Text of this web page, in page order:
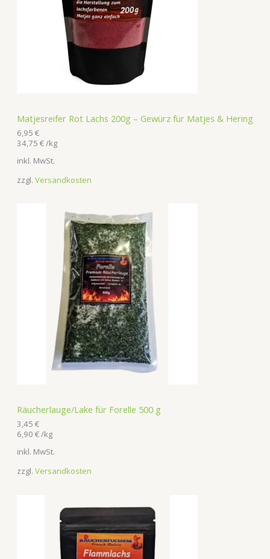
Matjesreifer Rot Lachs 200g – Gewürz für Matjes & Hering
6,95 €
34,75 €/kg
inkl. MwSt.
zzgl. Versandkosten
Räucherlauge/Lake für Forelle 500 g
3,45 €
6,90 €/kg
inkl. MwSt.
zzgl. Versandkosten